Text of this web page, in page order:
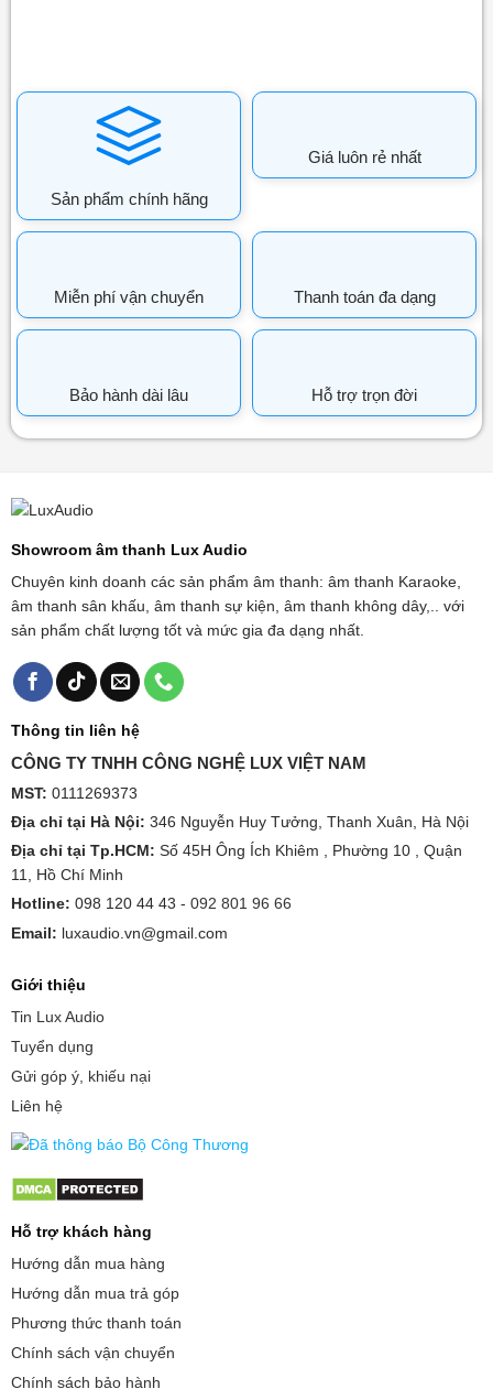
Sản phẩm chính hãng
Giá luôn rẻ nhất
Miễn phí vận chuyển Thanh toán đa dạng
Bảo hành dài lâu Hỗ trợ trọn đời
Showroom âm thanh Lux Audio
Chuyên kinh doanh các sản phẩm âm thanh: âm thanh Karaoke,
âm thanh sân khấu, âm thanh sự kiện, âm thanh không dây,.. với
sản phẩm chất lượng tốt và mức gia đa dạng nhất.
Thông tin liên hệ
CÔNG TY TNHH CÔNG NGHỆ LUX VIỆT NAM
MST: 0111269373
Địa chỉ tại Hà Nội: 346 Nguyễn Huy Tưởng, Thanh Xuân, Hà Nội
Địa chỉ tại Tp.HCM: Số 45H Ông Ích Khiêm , Phường 10 , Quận
11, Hồ Chí Minh
Hotline: 098 120 44 43 - 092 801 96 66
Email: luxaudio.vn@gmail.com
Giới thiệu
Tin Lux Audio
Tuyển dụng
Gửi góp ý, khiếu nại
Liên hệ
Hỗ trợ khách hàng
Hướng dẫn mua hàng
Hướng dẫn mua trả góp
Phương thức thanh toán
Chính sách vận chuyển
Chính sách bảo hành